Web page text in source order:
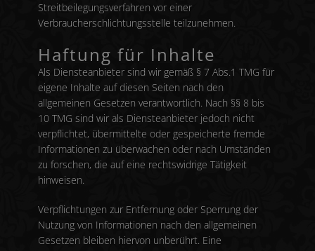
Streitbeilegungsverfahren vor einer
Verbraucherschlichtungsstelle teilzunehmen.
Haftung für Inhalte
Als Diensteanbieter sind wir gemäß § 7 Abs.1 TMG für
eigene Inhalte auf diesen Seiten nach den
allgemeinen Gesetzen verantwortlich. Nach §§ 8 bis
10 TMG sind wir als Diensteanbieter jedoch nicht
verpflichtet, übermittelte oder gespeicherte fremde
Informationen zu überwachen oder nach Umständen
zu forschen, die auf eine rechtswidrige Tätigkeit
hinweisen.
Verpflichtungen zur Entfernung oder Sperrung der
Nutzung von Informationen nach den allgemeinen
Gesetzen bleiben hiervon unberührt. Eine